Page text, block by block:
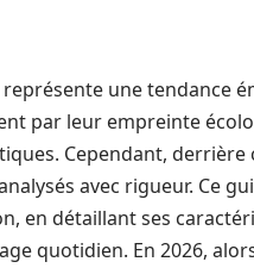
une tendance
par leur empreinte
Cependant, derrière
avec rigueur. Ce
en détaillant ses
quotidien. En 2026,